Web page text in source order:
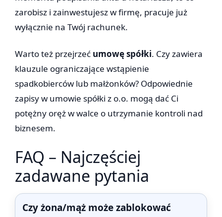
zarobisz i zainwestujesz w firmę, pracuje już
wyłącznie na Twój rachunek.
Warto też przejrzeć umowę spółki. Czy zawiera
klauzule ograniczające wstąpienie
spadkobierców lub małżonków? Odpowiednie
zapisy w umowie spółki z o.o. mogą dać Ci
potężny oręż w walce o utrzymanie kontroli nad
biznesem.
FAQ – Najczęściej
zadawane pytania
Czy żona/mąż może zablokować